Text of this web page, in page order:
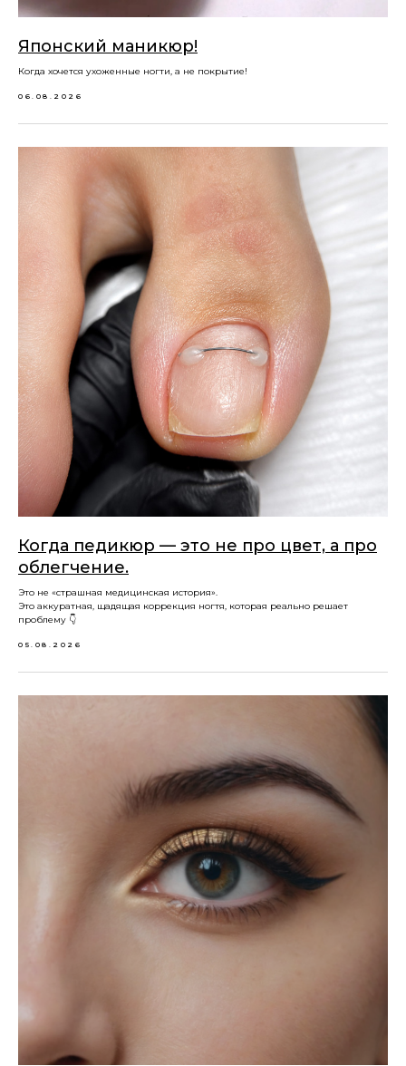
Японский маникюр!
Когда хочется ухоженные ногти, а не покрытие!
06.08.2026
Когда педикюр — это не про цвет, а про
облегчение.
Это не «страшная медицинская история».
Это аккуратная, щадящая коррекция ногтя, которая реально решает
проблему 👇
05.08.2026